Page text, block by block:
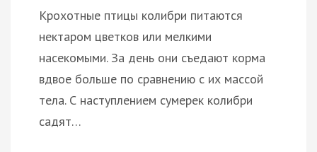
Крохотные птицы колибри питаются
нектаром цветков или мелкими
насекомыми. За день они съедают корма
вдвое больше по сравнению с их массой
тела. С наступлением сумерек колибри
садят…